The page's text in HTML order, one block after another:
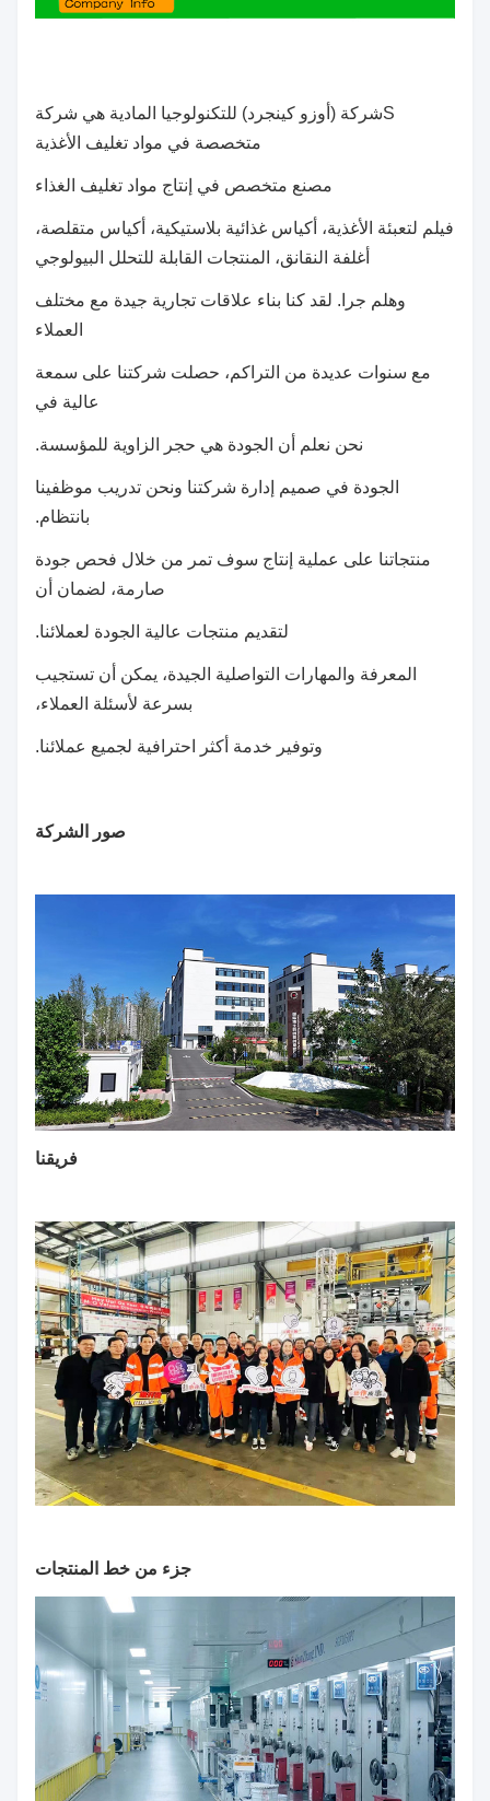
Sشركة (أوزو كينجرد) للتكنولوجيا المادية هي شركة
متخصصة في مواد تغليف الأغذية
مصنع متخصص في إنتاج مواد تغليف الغذاء
فيلم لتعبئة الأغذية، أكياس غذائية بلاستيكية، أكياس متقلصة،
أغلفة النقانق، المنتجات القابلة للتحلل البيولوجي
وهلم جرا. لقد كنا بناء علاقات تجارية جيدة مع مختلف
العملاء
مع سنوات عديدة من التراكم، حصلت شركتنا على سمعة
عالية في
نحن نعلم أن الجودة هي حجر الزاوية للمؤسسة.
الجودة في صميم إدارة شركتنا ونحن تدريب موظفينا
بانتظام.
منتجاتنا على عملية إنتاج سوف تمر من خلال فحص جودة
صارمة، لضمان أن
لتقديم منتجات عالية الجودة لعملائنا.
المعرفة والمهارات التواصلية الجيدة، يمكن أن تستجيب
بسرعة لأسئلة العملاء،
وتوفير خدمة أكثر احترافية لجميع عملائنا.
صور الشركة
فريقنا
جزء من خط المنتجات